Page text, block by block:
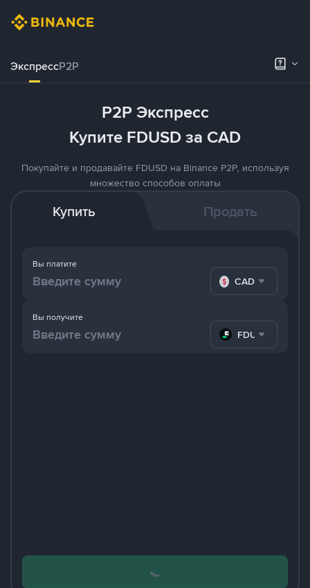
ЭкспрессP2P
P2P Экспресс
Купите FDUSD за CAD
Покупайте и продавайте FDUSD на Binance P2P, используя
множество способов оплаты
Купить Продать
Вы платите
CAD
Вы получите
FDUSD